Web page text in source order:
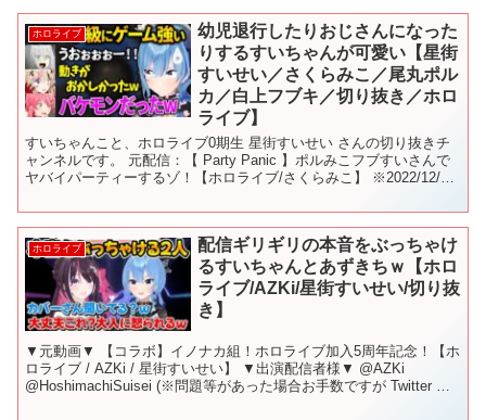
ホロライブ
幼児退行したりおじさんになった
りするすいちゃんが可愛い【星街
すいせい／さくらみこ／尾丸ポル
カ／白上フブキ／切り抜き／ホロ
ライブ】
すいちゃんこと、ホロライブ0期生 星街すいせい さんの切り抜きチ
ャンネルです。 元配信：【 Party Panic 】ポルみこフブすいさんで
ヤバイパーティーするゾ！【ホロライブ/さくらみこ】 ※2022/12/12
ホロライブ
配信ギリギリの本音をぶっちゃけ
るすいちゃんとあずきちｗ【ホロ
ライブ/AZKi/星街すいせい/切り抜
き】
▼元動画▼ 【コラボ】イノナカ組！ホロライブ加入5周年記念！【ホ
ロライブ / AZKi / 星街すいせい】 ▼出演配信者様▼ @AZKi
@HoshimachiSuisei (※問題等があった場合お手数ですが Twitter の